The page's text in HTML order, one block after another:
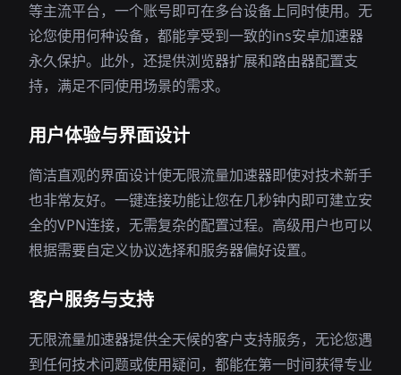
等主流平台，一个账号即可在多台设备上同时使用。无
论您使用何种设备，都能享受到一致的ins安卓加速器
永久保护。此外，还提供浏览器扩展和路由器配置支
持，满足不同使用场景的需求。
用户体验与界面设计
简洁直观的界面设计使无限流量加速器即使对技术新手
也非常友好。一键连接功能让您在几秒钟内即可建立安
全的VPN连接，无需复杂的配置过程。高级用户也可以
根据需要自定义协议选择和服务器偏好设置。
客户服务与支持
无限流量加速器提供全天候的客户支持服务，无论您遇
到任何技术问题或使用疑问，都能在第一时间获得专业